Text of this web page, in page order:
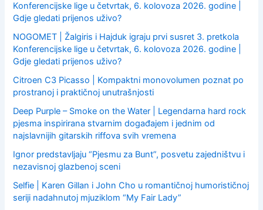
Konferencijske lige u četvrtak, 6. kolovoza 2026. godine |
Gdje gledati prijenos uživo?
NOGOMET | Žalgiris i Hajduk igraju prvi susret 3. pretkola
Konferencijske lige u četvrtak, 6. kolovoza 2026. godine |
Gdje gledati prijenos uživo?
Citroen C3 Picasso | Kompaktni monovolumen poznat po
prostranoj i praktičnoj unutrašnjosti
Deep Purple – Smoke on the Water | Legendarna hard rock
pjesma inspirirana stvarnim događajem i jednim od
najslavnijih gitarskih riffova svih vremena
Ignor predstavljaju “Pjesmu za Bunt”, posvetu zajedništvu i
nezavisnoj glazbenoj sceni
Selfie | Karen Gillan i John Cho u romantičnoj humorističnoj
seriji nadahnutoj mjuziklom “My Fair Lady”